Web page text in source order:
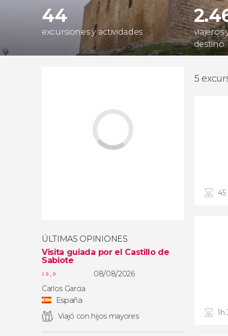
44
excursiones y actividades
viajeros
destino
ÚLTIMAS OPINIONES
Visita guiada por el Castillo de
Sabiote
10,0
08/08/2026
Carlos Garcia
España
Viajó con hijos mayores
5
1h